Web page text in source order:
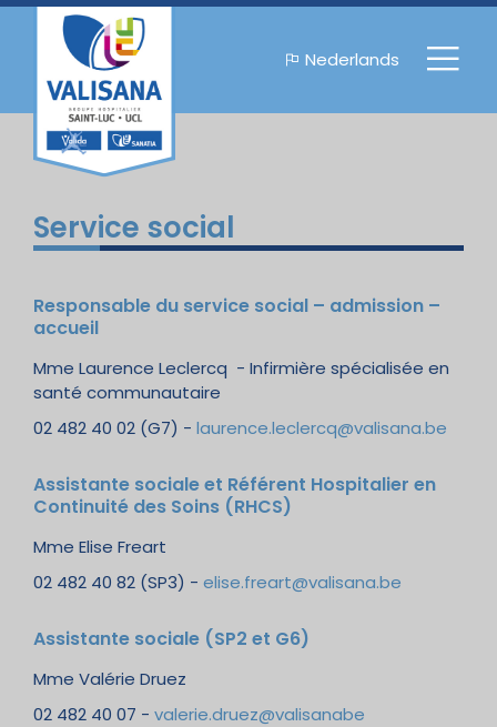
Nederlands
Service social
Responsable du service social – admission –
accueil
Mme Laurence Leclercq - Infirmière spécialisée en
santé communautaire
02 482 40 02 (G7) - laurence.leclercq@valisana.be
Assistante sociale et Référent Hospitalier en
Continuité des Soins (RHCS)
Mme Elise Freart
02 482 40 82 (SP3) - elise.freart@valisana.be
Assistante sociale (SP2 et G6)
Mme Valérie Druez
02 482 40 07 - valerie.druez@valisanabe